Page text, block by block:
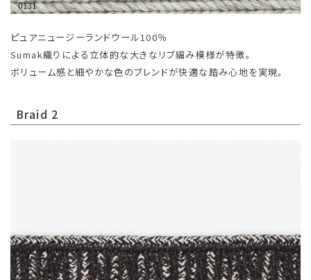
ピュアニュージーランドウール100％
Sumak織りによる立体的な大きなリブ編み模様が特徴。
ボリューム感と細やかな色のブレンドが快適な踏み心地を実現。
Braid 2